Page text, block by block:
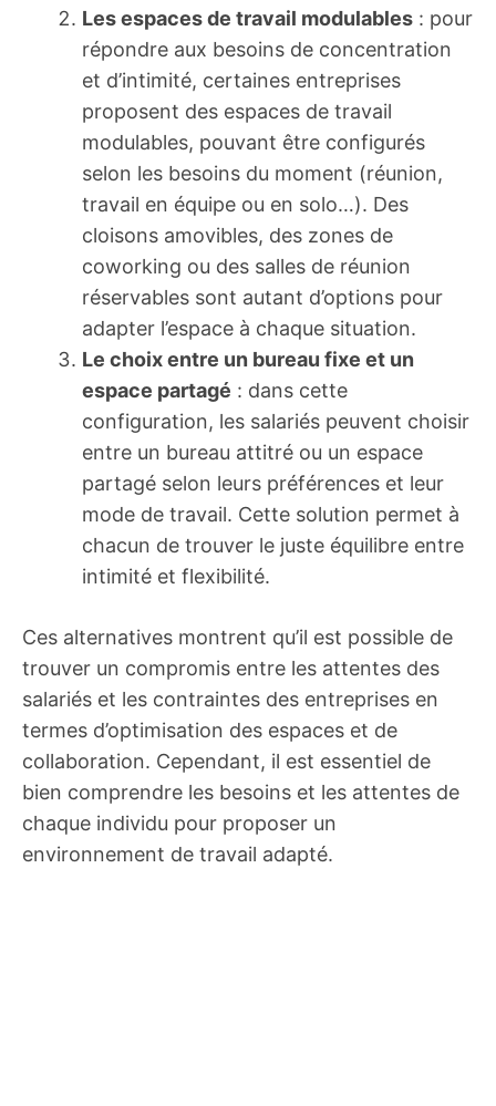
Les espaces de travail modulables : pour
répondre aux besoins de concentration
et d’intimité, certaines entreprises
proposent des espaces de travail
modulables, pouvant être configurés
selon les besoins du moment (réunion,
travail en équipe ou en solo…). Des
cloisons amovibles, des zones de
coworking ou des salles de réunion
réservables sont autant d’options pour
adapter l’espace à chaque situation.
Le choix entre un bureau fixe et un
espace partagé : dans cette
configuration, les salariés peuvent choisir
entre un bureau attitré ou un espace
partagé selon leurs préférences et leur
mode de travail. Cette solution permet à
chacun de trouver le juste équilibre entre
intimité et flexibilité.
Ces alternatives montrent qu’il est possible de
trouver un compromis entre les attentes des
salariés et les contraintes des entreprises en
termes d’optimisation des espaces et de
collaboration. Cependant, il est essentiel de
bien comprendre les besoins et les attentes de
chaque individu pour proposer un
environnement de travail adapté.